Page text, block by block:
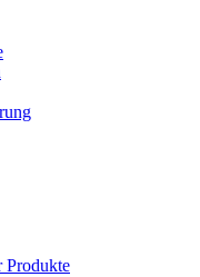
Produkte